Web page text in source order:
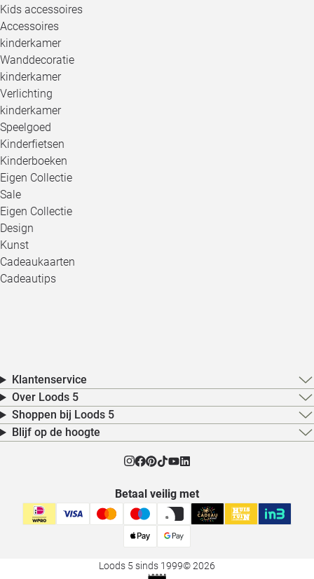
Kids accessoires
Accessoires
kinderkamer
Wanddecoratie
kinderkamer
Verlichting
kinderkamer
Speelgoed
Kinderfietsen
Kinderboeken
Eigen Collectie
Sale
Eigen Collectie
Design
Kunst
Cadeaukaarten
Cadeautips
Klantenservice
Over Loods 5
Shoppen bij Loods 5
Blijf op de hoogte
Betaal veilig met
Loods 5 sinds 1999© 2026